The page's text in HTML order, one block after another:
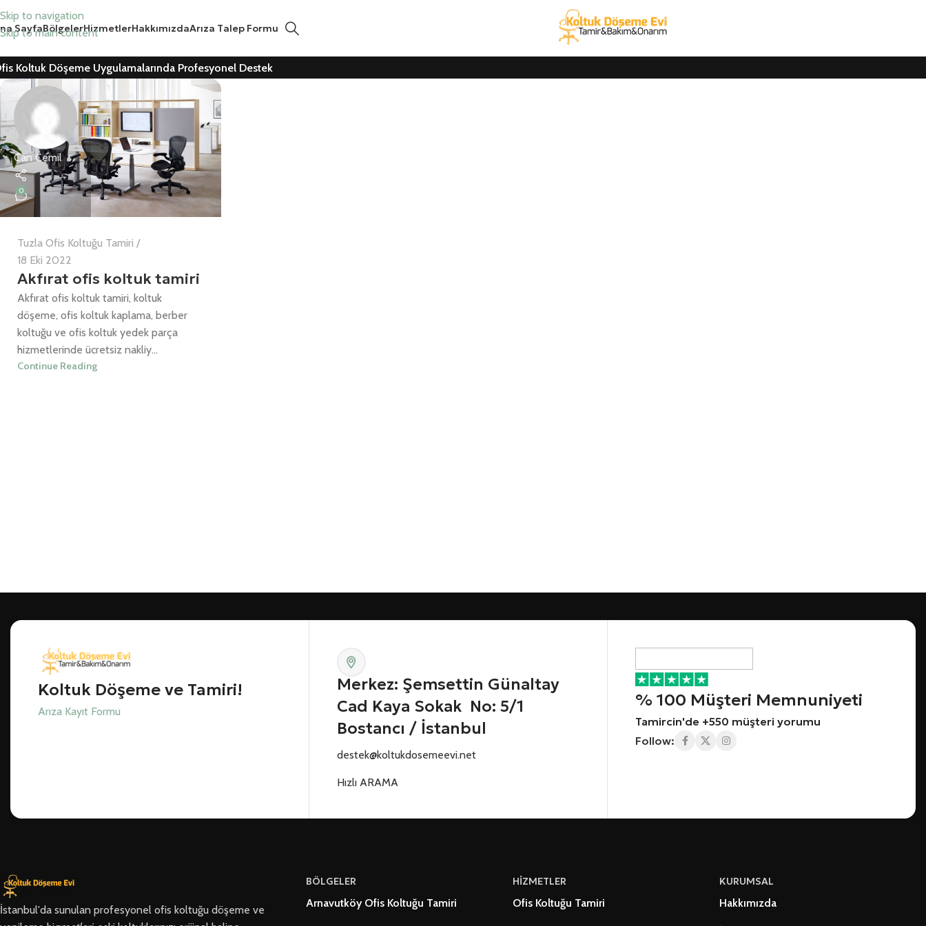
Skip to navigation
Skip to main content
SayfaBölgelerHizmetlerHakkımızdaArıza Talep Formu
Koltuk Döşeme Uygulamalarında Profesyonel Destek
Can Cemil
0
Tuzla Ofis Koltuğu Tamiri
18 Eki 2022
Akfırat ofis koltuk tamiri
Akfırat ofis koltuk tamiri, koltuk
döşeme, ofis koltuk kaplama, berber
koltuğu ve ofis koltuk yedek parça
hizmetlerinde ücretsiz nakliy...
Continue Reading
Koltuk Döşeme ve Tamiri!
Arıza Kayıt Formu
Merkez: Şemsettin Günaltay
Cad Kaya Sokak No: 5/1
Bostancı / İstanbul
destek@koltukdosemeevi.net
Hızlı ARAMA
% 100 Müşteri Memnuniyeti
Tamircin'de +550 müşteri yorumu
Follow:
İstanbul'da sunulan profesyonel ofis koltuğu döşeme ve
BÖLGELER
Arnavutköy Ofis Koltuğu Tamiri
HİZMETLER
Ofis Koltuğu Tamiri
KURUMSAL
Hakkımızda